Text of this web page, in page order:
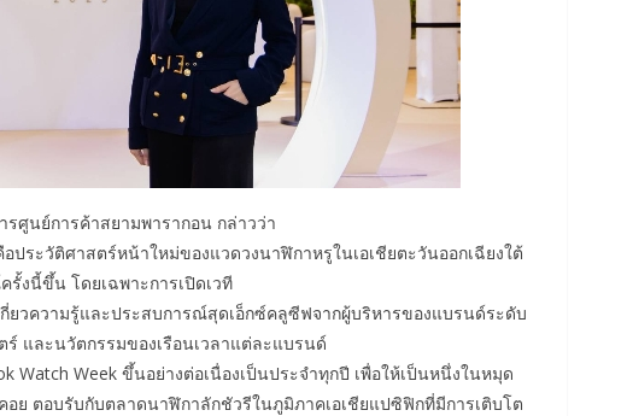
ศูนย์การค้าสยามพารากอน กล่าวว่า
อประวัติศาสตร์หน้าใหม่ของแวดวงนาฬิกาหรูในเอเชียตะวันออกเฉียงใต้
รั้งนี้ขึ้น โดยเฉพาะการเปิดเวที
กี่ยวความรู้และประสบการณ์สุดเอ็กซ์คลูซีฟจากผู้บริหารของแบรนด์ระดับ
และนวัตกรรมของเรือนเวลาแต่ละแบรนด์
Watch Week ขึ้นอย่างต่อเนื่องเป็นประจำทุกปี เพื่อให้เป็นหนึ่งในหมุด
ย ตอบรับกับตลาดนาฬิกาลักชัวรีในภูมิภาคเอเชียแปซิฟิกที่มีการเติบโต